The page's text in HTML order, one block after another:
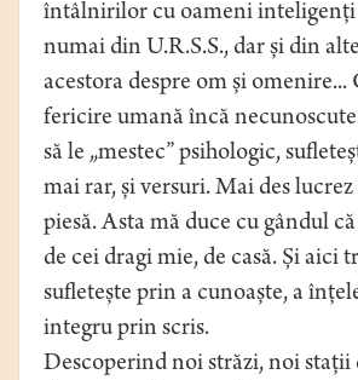
întâlnirilor cu oameni inteligenți
numai din U.R.S.S., dar și din
acestora despre om și omenire...
fericire umană încă
să le „mestec” psihologic,
mai rar, și versuri. Mai des
piesă. Asta mă duce cu gândul
de cei dragi mie, de casă. Și aici
sufletește prin a cunoaște, a
integru prin scris.
Descoperind noi străzi, noi stații